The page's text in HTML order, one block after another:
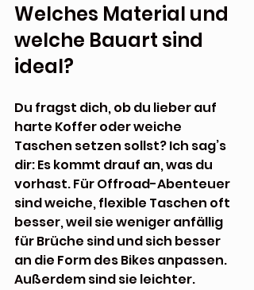
Welches Material und
welche Bauart sind
ideal?
Du fragst dich, ob du lieber auf
harte Koffer oder weiche
Taschen setzen sollst? Ich sag’s
dir: Es kommt drauf an, was du
vorhast. Für Offroad-Abenteuer
sind weiche, flexible Taschen oft
besser, weil sie weniger anfällig
für Brüche sind und sich besser
an die Form des Bikes anpassen.
Außerdem sind sie leichter.